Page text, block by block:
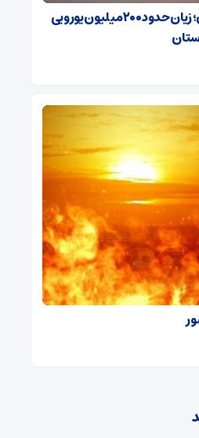
پیامدهای تجاوز به ایران؛ زیان حدود ۲۰۰ میلیون یورویی